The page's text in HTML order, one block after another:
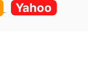
Yahoo